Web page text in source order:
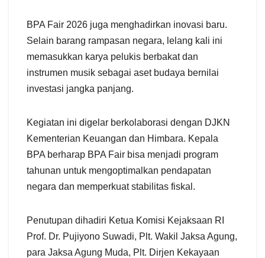
BPA Fair 2026 juga menghadirkan inovasi baru.
Selain barang rampasan negara, lelang kali ini
memasukkan karya pelukis berbakat dan
instrumen musik sebagai aset budaya bernilai
investasi jangka panjang.
Kegiatan ini digelar berkolaborasi dengan DJKN
Kementerian Keuangan dan Himbara. Kepala
BPA berharap BPA Fair bisa menjadi program
tahunan untuk mengoptimalkan pendapatan
negara dan memperkuat stabilitas fiskal.
Penutupan dihadiri Ketua Komisi Kejaksaan RI
Prof. Dr. Pujiyono Suwadi, Plt. Wakil Jaksa Agung,
para Jaksa Agung Muda, Plt. Dirjen Kekayaan